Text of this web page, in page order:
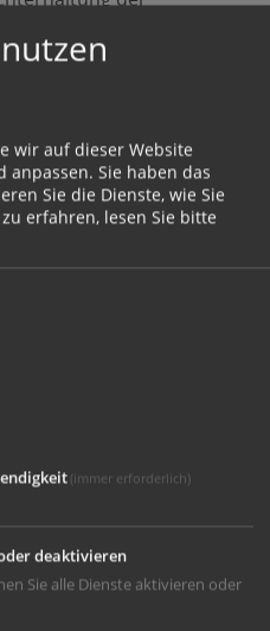
zu agieren und dies in
vereinen ist für mich das
Junia-Projekt.“
in Niederösterreich
Niederösterreich. Sie
Preisen ausgezeichnet.
des
Sparte Bildende Kunst.
Zeichnung, Installation
sind zentrale
zahlreichen Projekten
Fokus auf
Repräsentation
im Rahmen der
eindrucksvolle und
im Dom Museum Wien
zu sehen.
wir auf dieser Website
Sie haben das
Sie die Dienste, wie Sie
erfahren, lesen Sie bitte
(immer erforderlich)
deaktivieren
Sie alle Dienste aktivieren oder